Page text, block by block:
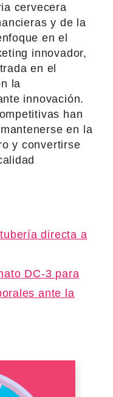
cervecera
y de la
en el
innovador,
en el
la
innovación.
han
en la
y convertirse
directa a
DC-3 para
ante la